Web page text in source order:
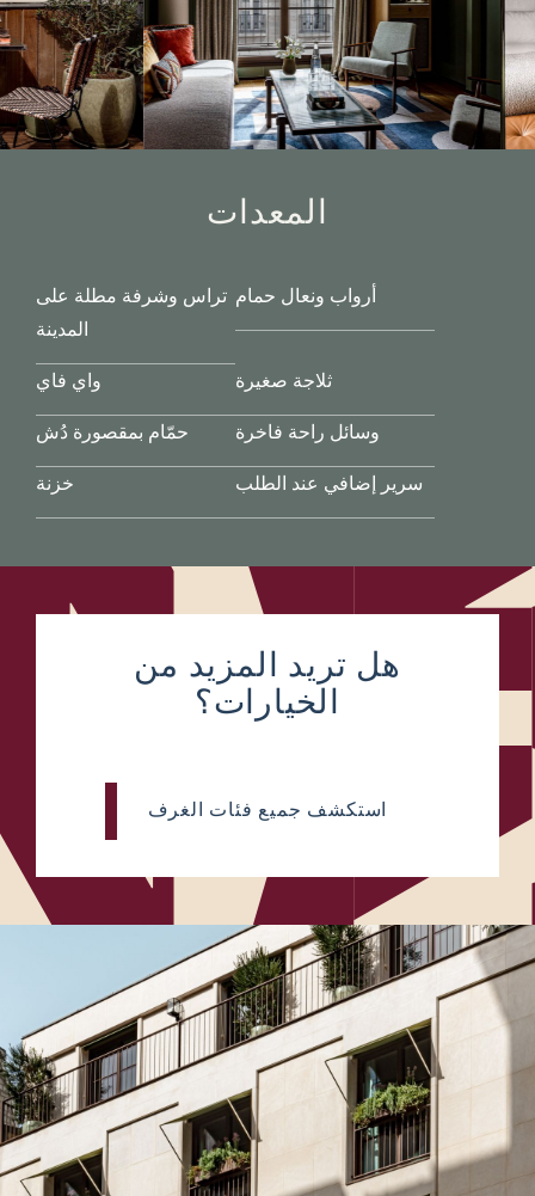
المعدات
تراس وشرفة مطلة على
المدينة
أرواب ونعال حمام
واي فاي ثلاجة صغيرة
حمّام بمقصورة دُش وسائل راحة فاخرة
خزنة سرير إضافي عند الطلب
هل تريد المزيد من
الخيارات؟
استكشف جميع فئات الغرف